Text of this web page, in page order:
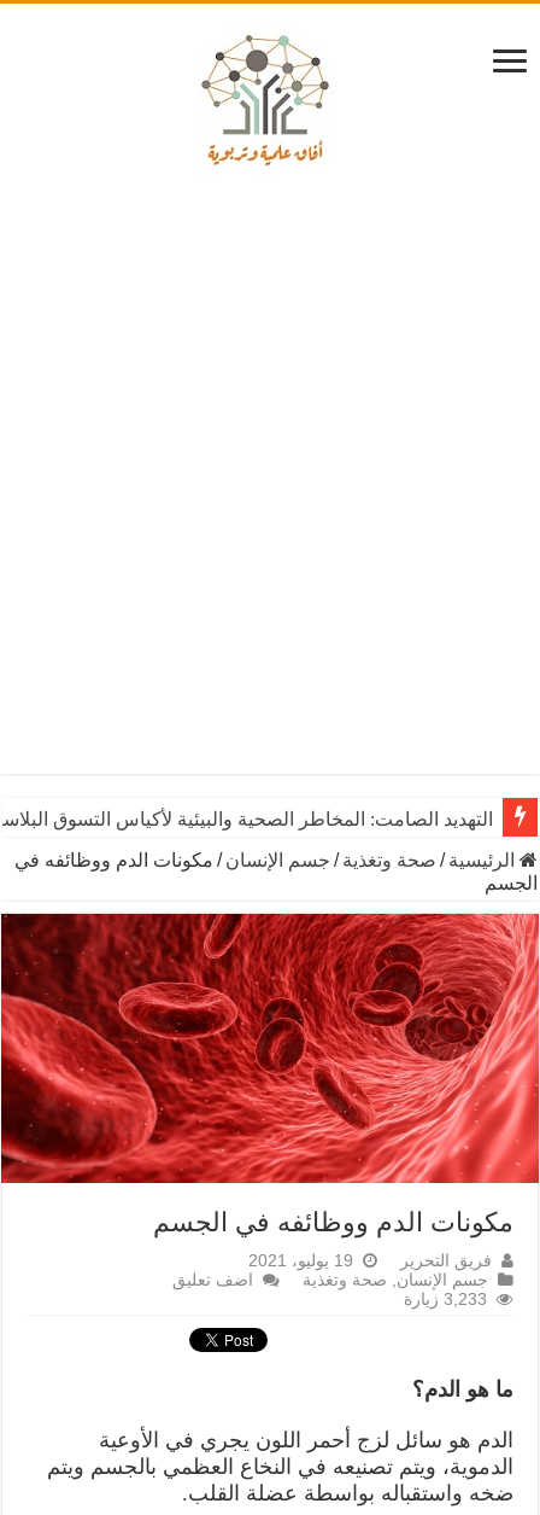
التهديد الصامت: المخاطر الصحية والبيئية لأكياس التسوق
الرئيسية / صحة وتغذية / جسم الإنسان / مكونات الدم ووظائفه في
الجسم
مكونات الدم ووظائفه في الجسم
فريق التحرير
19 يوليو، 2021
جسم الإنسان
صحة وتغذية
اضف تعليق
3,233 زيارة
ما هو الدم؟
الدم هو سائل لزج أحمر اللون يجري في الأوعية
الدموية، ويتم تصنيعه في النخاع العظمي بالجسم ويتم
ضخه واستقباله بواسطة عضلة القلب.